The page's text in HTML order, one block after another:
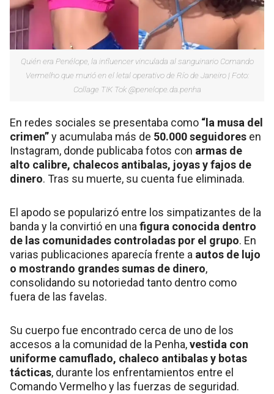
Quién era Penélope, la influencer vinculada al sanguinario Comando
Vermelho que murió en el letal operativo de Río de Janeiro | Foto:
Collage TIK Tok @penelope.da.penha
En redes sociales se presentaba como “la musa del
crimen”y acumulaba más de 50.000 seguidores en
Instagram, donde publicaba fotos con armas de
alto calibre, chalecos antibalas, joyas y fajos de
dinero. Tras su muerte, su cuenta fue eliminada.
El apodo se popularizó entre los simpatizantes de la
banda y la convirtió en unafigura conocida dentro
de las comunidades controladas por el grupo. En
varias publicaciones aparecía frente a autos de lujo
o mostrando grandes sumas de dinero,
consolidando su notoriedad tanto dentro como
fuera de las favelas.
Su cuerpo fue encontrado cerca de uno de los
accesos a la comunidad de la Penha,vestida con
uniforme camuflado, chaleco antibalas y botas
tácticas, durante los enfrentamientos entre el
Comando Vermelho y las fuerzas de seguridad.